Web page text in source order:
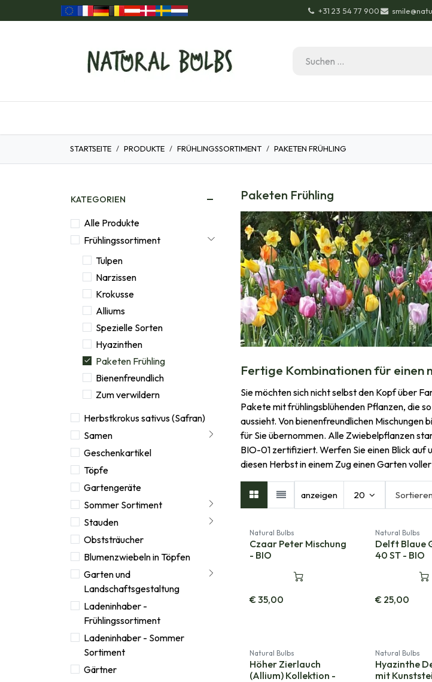
Zum Inhalt springen +31 23 54 77 900
STARTSEITE PRODUKTE FRÜHLINGSSORTIMENT PAKETEN FRÜHLING
KATEGORIEN
Alle Produkte
Frühlingssortiment
Tulpen
Narzissen
Krokusse
Alliums
Spezielle Sorten
Hyazinthen
Paketen Frühling
Bienenfreundlich
Zum verwildern
Herbstkrokus sativus (Safran)
Samen
Geschenkartikel
Töpfe
Gartengeräte
Sommer Sortiment
Stauden
Obststräucher
Blumenzwiebeln in Töpfen
Garten und
Landschaftsgestaltung
Ladeninhaber -
Frühlingssortiment
Ladeninhaber - Sommer
Sortiment
Gärtner
Paketen Frühling
Fertige Kombinationen für einen
Sie möchten sich nicht selbst den Kopf über
Pakete mit frühlingsblühenden Pflanzen, die
aussieht. Von bienenfreundlichen
für Sie übernommen. Alle Zwiebelpflanzen
BIO-01 zertifiziert. Werfen Sie einen Blick auf
diesen Herbst in einem Zug einen Garten
anzeigen 20
Natural Bulbs
Czaar Peter Mischung
- BIO
€35,00
Natural Bulbs
Delft Blaue
40 ST - BIO
€ 25,00
Natural Bulbs
Höher Zierlauch
(Allium) Kollektion -
Natural Bulbs
Hyazinthe
mit